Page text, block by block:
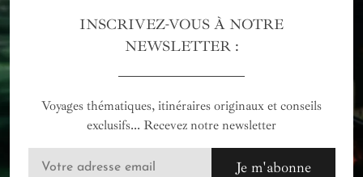
INSCRIVEZ-VOUS À NOTRE
NEWSLETTER :
Voyages thématiques, itinéraires originaux et conseils
exclusifs... Recevez notre newsletter
Je m'abonne